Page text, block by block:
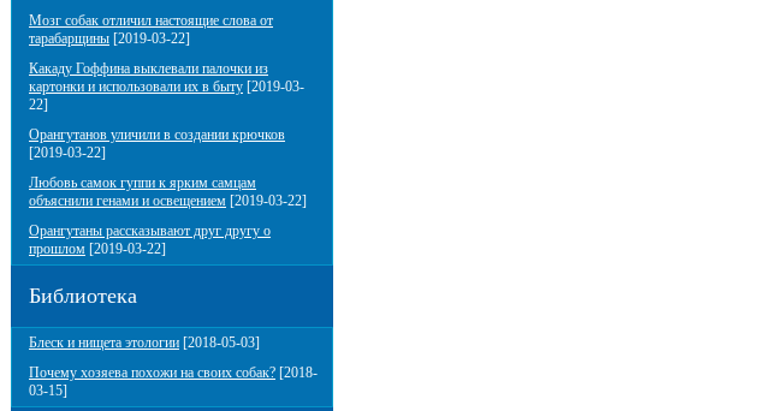
Мозг собак отличил настоящие слова от
тарабарщины [2019-03-22]
Какаду Гоффина выклевали палочки из
картонки и использовали их в быту [2019-03-
22]
Орангутанов уличили в создании крючков
[2019-03-22]
Любовь самок гуппи к ярким самцам
объяснили генами и освещением [2019-03-22]
Орангутаны рассказывают друг другу о
прошлом [2019-03-22]
Библиотека
Блеск и нищета этологии [2018-05-03]
Почему хозяева похожи на своих собак? [2018-
03-15]